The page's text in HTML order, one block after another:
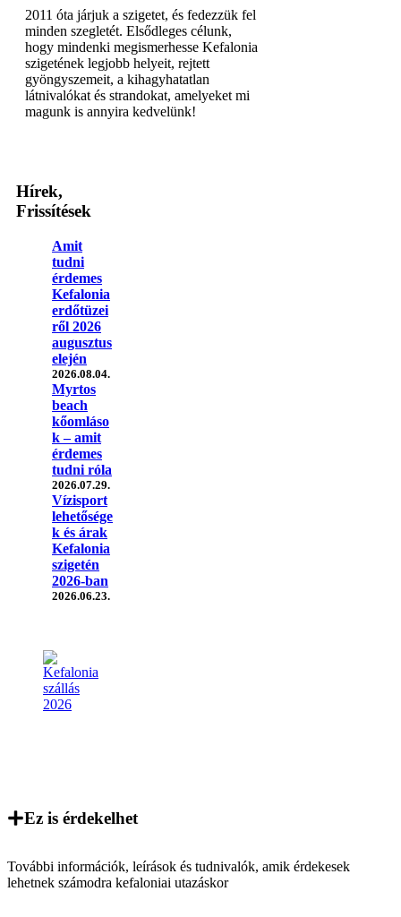
2011 óta járjuk a szigetet, és fedezzük fel
minden szegletét. Elsődleges célunk,
hogy mindenki megismerhesse Kefalonia
szigetének legjobb helyeit, rejtett
gyöngyszemeit, a kihagyhatatlan
látnivalókat és strandokat, amelyeket mi
magunk is annyira kedvelünk!
Hírek,
Frissítések
Amit
tudni
érdemes
Kefalonia
erdőtüzei
ről 2026
augusztus
elején
2026.08.04.
Myrtos
beach
kőomláso
k – amit
érdemes
tudni róla
2026.07.29.
Vízisport
lehetősége
k és árak
Kefalonia
szigetén
2026-ban
2026.06.23.
Ez is érdekelhet
További információk, leírások és tudnivalók, amik érdekesek
lehetnek számodra kefaloniai utazáskor